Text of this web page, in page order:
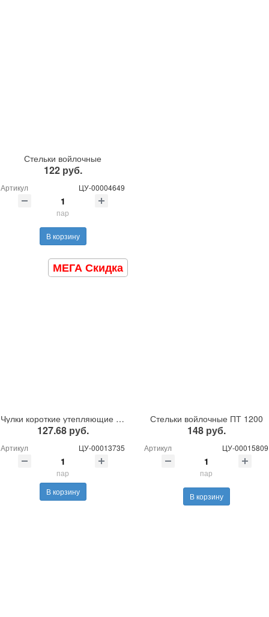
Стельки войлочные
122 руб.
Артикул ЦУ-00004649
пар
В корзину
МЕГА Скидка
Чулки короткие утепляющие НТП (27 см) (до -15°C)
127.68 руб.
Артикул ЦУ-00013735
пар
В корзину
Стельки войлочные ПТ 1200
148 руб.
Артикул ЦУ-00015809
пар
В корзину